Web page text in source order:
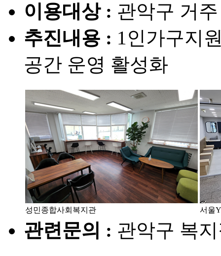
이용대상 : 관악구 거
추진내용 : 1인가구지
공간 운영 활성화
성민종합사회복지관 서울
관련문의 : 관악구 복